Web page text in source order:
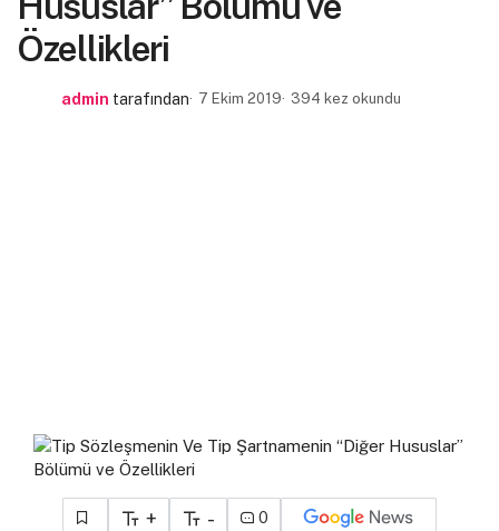
Özellikleri
admin tarafından 7 Ekim 2019 394 kez okundu
+ - 0